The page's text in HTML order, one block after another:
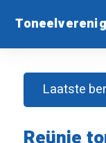
Laatste